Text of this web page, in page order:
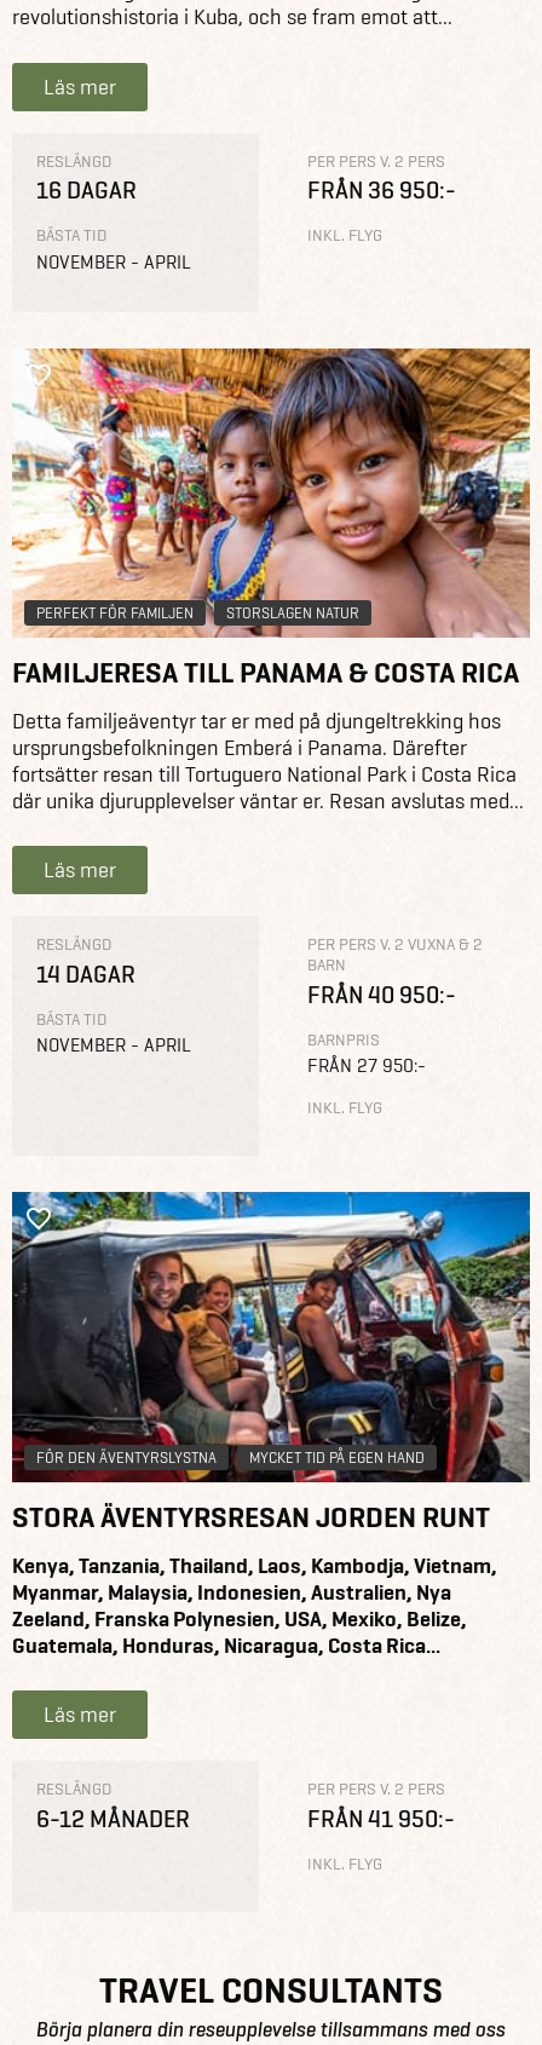
revolutionshistoria i Kuba, och se fram emot att...
Läs mer
RESLÄNGD
16 DAGAR
BÄSTA TID
NOVEMBER - APRIL
PER PERS V. 2 PERS
FRÅN 36 950:-
INKL. FLYG
PERFEKT FÖR FAMILJEN STORSLAGEN NATUR
FAMILJERESA TILL PANAMA & COSTA RICA
Detta familjeäventyr tar er med på djungeltrekking hos
ursprungsbefolkningen Emberá i Panama. Därefter
fortsätter resan till Tortuguero National Park i Costa Rica
där unika djurupplevelser väntar er. Resan avslutas med...
Läs mer
RESLÄNGD
14 DAGAR
BÄSTA TID
NOVEMBER - APRIL
PER PERS V. 2 VUXNA & 2
BARN
FRÅN 40 950:-
BARNPRIS
FRÅN 27 950:-
INKL. FLYG
FÖR DEN ÄVENTYRSLYSTNA MYCKET TID PÅ EGEN HAND
STORA ÄVENTYRSRESAN JORDEN RUNT
Kenya, Tanzania, Thailand, Laos, Kambodja, Vietnam,
Myanmar, Malaysia, Indonesien, Australien, Nya
Zeeland, Franska Polynesien, USA, Mexiko, Belize,
Guatemala, Honduras, Nicaragua, Costa Rica...
Läs mer
RESLÄNGD
6-12 MÅNADER
PER PERS V. 2 PERS
FRÅN 41 950:-
INKL. FLYG
TRAVEL CONSULTANTS
Börja planera din reseupplevelse tillsammans med oss